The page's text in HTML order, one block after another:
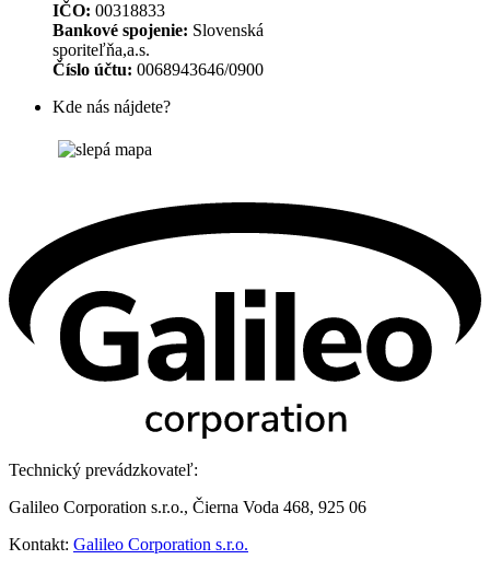
IČO: 00318833
Bankové spojenie: Slovenská
sporiteľňa,a.s.
Číslo účtu: 0068943646/0900
Kde nás nájdete?
Technický prevádzkovateľ:
Galileo Corporation s.r.o., Čierna Voda 468, 925 06
Kontakt: Galileo Corporation s.r.o.